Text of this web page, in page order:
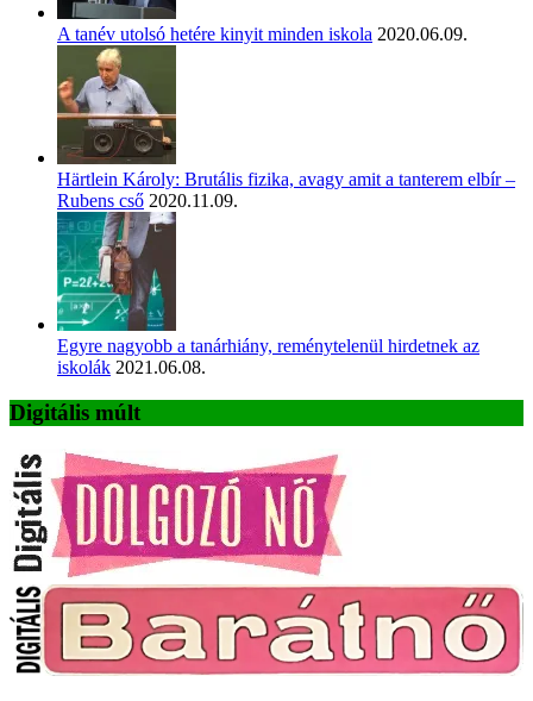
A tanév utolsó hetére kinyit minden iskola 2020.06.09.
Härtlein Károly: Brutális fizika, avagy amit a tanterem elbír –
Rubens cső 2020.11.09.
Egyre nagyobb a tanárhiány, reménytelenül hirdetnek az
iskolák 2021.06.08.
Digitális múlt